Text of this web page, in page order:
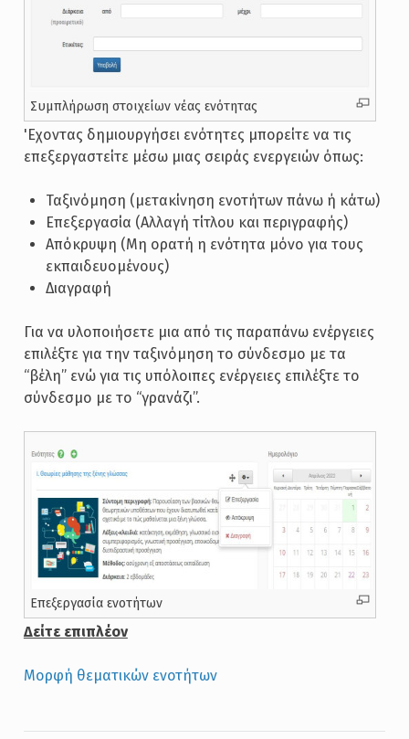
Συμπλήρωση στοιχείων νέας ενότητας
'Eχοντας δημιουργήσει ενότητες μπορείτε να τις
επεξεργαστείτε μέσω μιας σειράς ενεργειών όπως:
Ταξινόμηση (μετακίνηση ενοτήτων πάνω ή κάτω)
Επεξεργασία (Αλλαγή τίτλου και περιγραφής)
Απόκρυψη (Μη ορατή η ενότητα μόνο για τους
εκπαιδευομένους)
Διαγραφή
Για να υλοποιήσετε μια από τις παραπάνω ενέργειες
επιλέξτε για την ταξινόμηση το σύνδεσμο με τα
“βέλη” ενώ για τις υπόλοιπες ενέργειες επιλέξτε το
σύνδεσμο με το “γρανάζι”.
Επεξεργασία ενοτήτων
Δείτε επιπλέον
Μορφή θεματικών ενοτήτων